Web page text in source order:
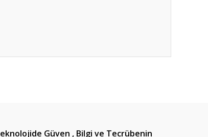
Güven , Bilgi ve Tecrübenin